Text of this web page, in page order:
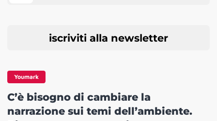
iscriviti alla newsletter
Youmark
C’è bisogno di cambiare la
narrazione sui temi dell’ambiente.